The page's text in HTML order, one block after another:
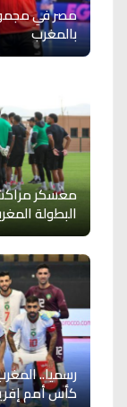
مصر في
بالمغرب
معسكر
البطولة
رسميا..
كأس أمم